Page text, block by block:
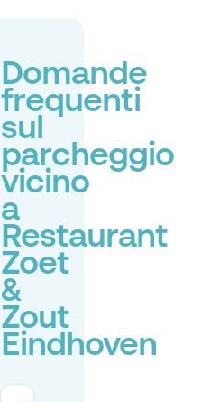
Domande
frequenti
sul
parcheggio
vicino
a
Restaurant
Zoet
&
Zout
Eindhoven